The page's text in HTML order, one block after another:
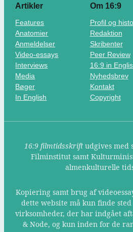
Artikler
Features
Anatomier
Anmeldelser
Video-essays
Interviews
Media
Bøger
In English
Om 16:9
Profil og
Redaktion
Skribenter
Peer Review
16:9 in
Nyhedsbrev
Kontakt
Copyright
16:9 filmtidsskrift udgives med
Filminstitut samt
almenkulturelle
Kopiering samt brug af
dette website må kun finde
virksomheder, der har indgået
& Node, og kun inden for de